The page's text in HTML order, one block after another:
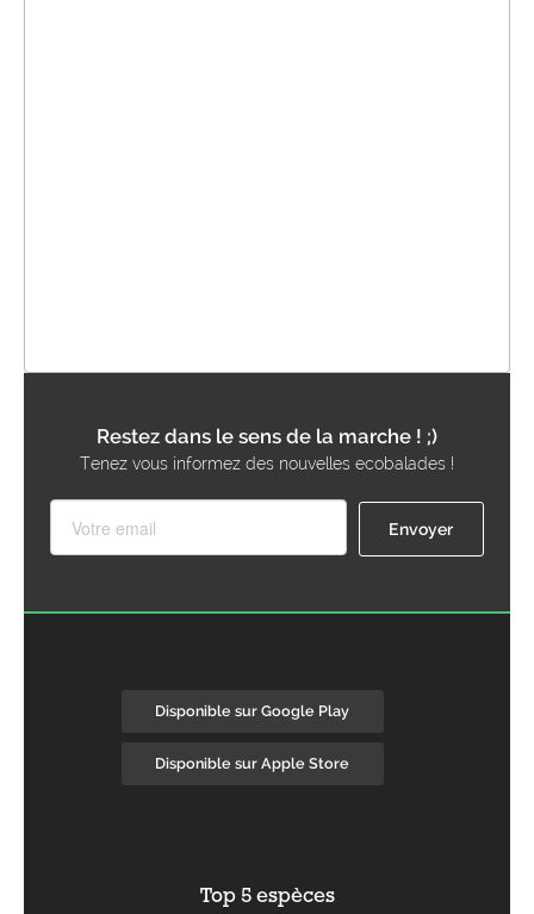
Restez dans le sens de la marche ! ;)
Tenez vous informez des nouvelles ecobalades !
Disponible sur Google Play
Disponible sur Apple Store
Top 5 espèces